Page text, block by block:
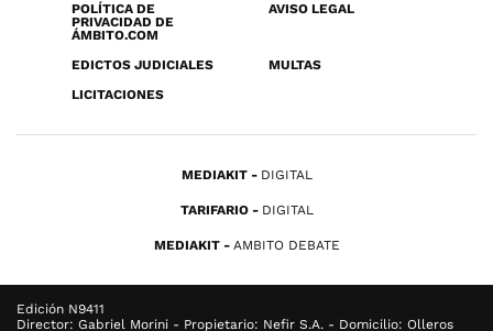
POLÍTICA DE
PRIVACIDAD DE
ÁMBITO.COM
AVISO LEGAL
EDICTOS JUDICIALES
MULTAS
LICITACIONES
MEDIAKIT DIGITAL
TARIFARIO DIGITAL
MEDIAKIT AMBITO DEBATE
Edición N9411
Director: Gabriel Morini - Propietario: Nefir S.A. - Domicilio: Olleros